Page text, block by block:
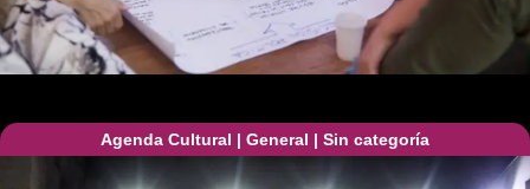
Agenda Cultural | General | Sin categoría